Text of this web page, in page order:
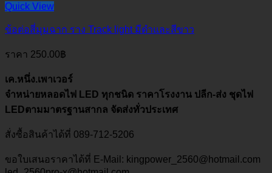
Quick View
ข้อต่อสี่มุมฉาก ราง Track light มีดำและสีขาว
ราคา 250.00฿
เค.หนึ่ง.เพาเวอร์
จำหน่ายหลอดไฟ LED ทุกชนิด ราคาโรงงาน ปลีก-ส่ง ชุดไฟ
LEDตามมาตรฐานสากล จัดส่งทั่วประเทศ
สั่งซื้อสินค้าได้ที่ 089-712-5206
ขอใบเสนอราคาได้ที่ E-Mail: kingpower_2560@hotmail.com